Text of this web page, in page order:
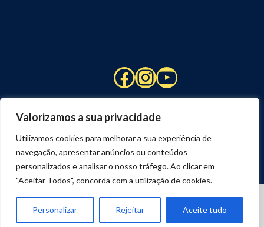
Valorizamos a sua privacidade
Utilizamos cookies para melhorar a sua experiência de
navegação, apresentar anúncios ou conteúdos
personalizados e analisar o nosso tráfego. Ao clicar em
"Aceitar Todos", concorda com a utilização de cookies.
Personalizar Rejeitar Aceite tudo
Facebook
Instagram
YouTube
DESENVOLVIDO POR
JOSEXAVIER.COM